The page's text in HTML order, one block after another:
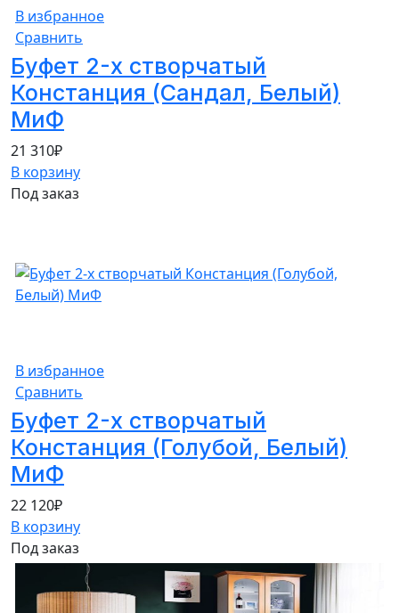
В избранное
Сравнить
Буфет 2-х створчатый
Констанция (Сандал, Белый)
МиФ
21 310₽
В корзину
Под заказ
В избранное
Сравнить
Буфет 2-х створчатый
Констанция (Голубой, Белый)
МиФ
22 120₽
В корзину
Под заказ